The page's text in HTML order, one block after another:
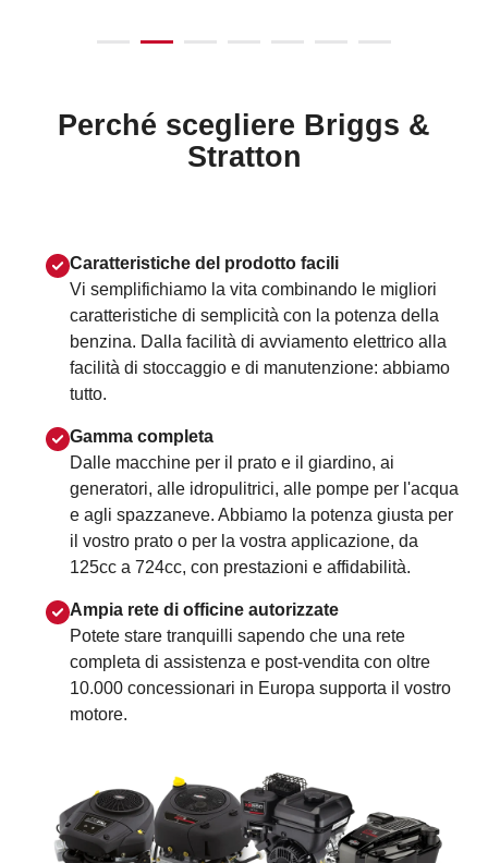
Perché scegliere Briggs &
Stratton
Caratteristiche del prodotto facili
Vi semplifichiamo la vita combinando le migliori
caratteristiche di semplicità con la potenza della
benzina. Dalla facilità di avviamento elettrico alla
facilità di stoccaggio e di manutenzione: abbiamo
tutto.
Gamma completa
Dalle macchine per il prato e il giardino, ai
generatori, alle idropulitrici, alle pompe per l'acqua
e agli spazzaneve. Abbiamo la potenza giusta per
il vostro prato o per la vostra applicazione, da
125cc a 724cc, con prestazioni e affidabilità.
Ampia rete di officine autorizzate
Potete stare tranquilli sapendo che una rete
completa di assistenza e post-vendita con oltre
10.000 concessionari in Europa supporta il vostro
motore.